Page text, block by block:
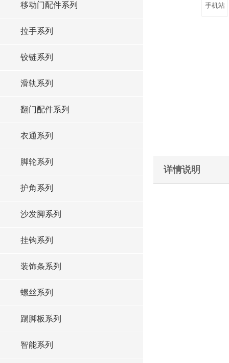
移动门配件系列
拉手系列
铰链系列
滑轨系列
翻门配件系列
衣通系列
脚轮系列
护角系列
沙发脚系列
挂钩系列
装饰条系列
螺丝系列
踢脚板系列
智能系列
详情说明
手机站